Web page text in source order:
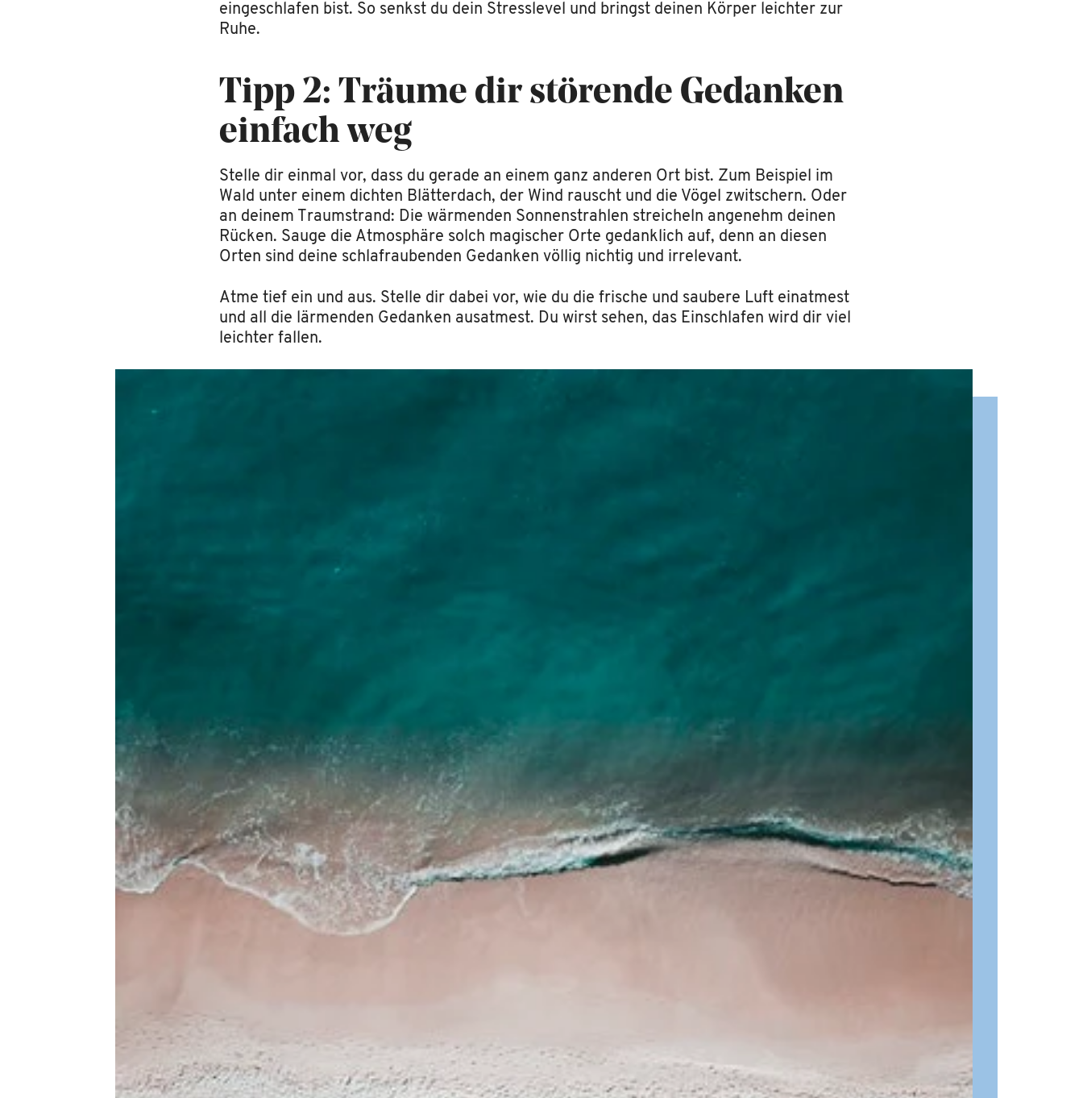
eingeschlafen bist. So senkst du dein Stresslevel und bringst deinen Körper leichter zur
Ruhe.
Tipp 2: Träume dir störende Gedanken
einfach weg
Stelle dir einmal vor, dass du gerade an einem ganz anderen Ort bist. Zum Beispiel im
Wald unter einem dichten Blätterdach, der Wind rauscht und die Vögel zwitschern. Oder
an deinem Traumstrand: Die wärmenden Sonnenstrahlen streicheln angenehm deinen
Rücken. Sauge die Atmosphäre solch magischer Orte gedanklich auf, denn an diesen
Orten sind deine schlafraubenden Gedanken völlig nichtig und irrelevant.
Atme tief ein und aus. Stelle dir dabei vor, wie du die frische und saubere Luft einatmest
und all die lärmenden Gedanken ausatmest. Du wirst sehen, das Einschlafen wird dir viel
leichter fallen.